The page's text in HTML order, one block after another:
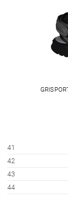
41
42
43
44